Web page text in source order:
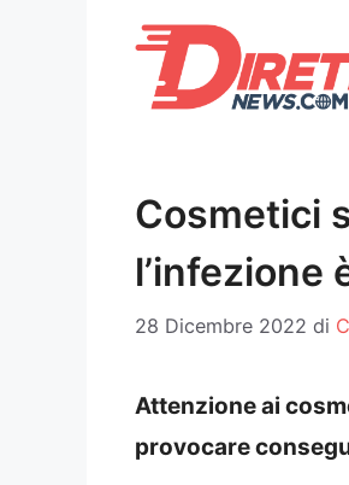
Cosmetici
l’infezione
28 Dicembre 2022 di
Attenzione ai
provocare